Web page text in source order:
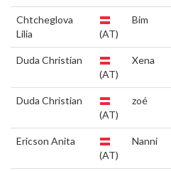
Chtcheglova
Lilia
(AT)
Bim
Duda Christian
(AT)
Xena
Duda Christian
(AT)
zoé
Ericson Anita
(AT)
Nanni